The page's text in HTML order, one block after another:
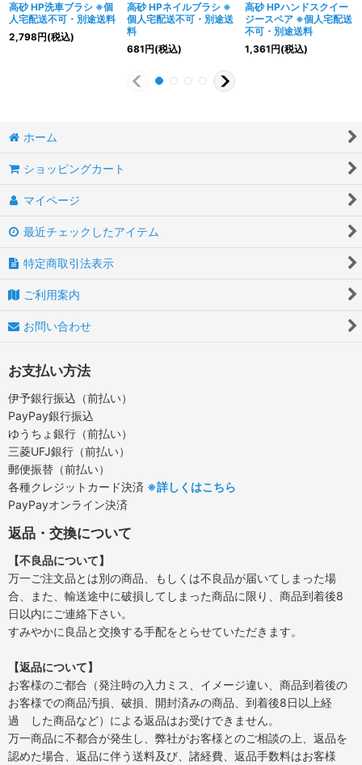
高砂 HP洗車ブラシ ※個
人宅配送不可・別途送料
2,798円(税込)
高砂 HPネイルブラシ ※
個人宅配送不可・別途送
料
681円(税込)
高砂 HPハンドスクイー
ジースペア ※個人宅配送
不可・別途送料
1,361円(税込)
ホーム
ショッピングカート
マイページ
最近チェックしたアイテム
特定商取引法表示
ご利用案内
お問い合わせ
お支払い方法
伊予銀行振込（前払い）
PayPay銀行振込
ゆうちょ銀行（前払い）
三菱UFJ銀行（前払い）
郵便振替（前払い）
各種クレジットカード決済 ※詳しくはこちら
PayPayオンライン決済
返品・交換について
【不良品について】
万一ご注文品とは別の商品、もしくは不良品が届いてしまった場
合、また、輸送途中に破損してしまった商品に限り、商品到着後8
日以内にご連絡下さい。
すみやかに良品と交換する手配をとらせていただきます。
【返品について】
お客様のご都合（発注時の入力ミス、イメージ違い、商品到着後の
お客様での商品汚損、破損、開封済みの商品、到着後8日以上経
過 した商品など）による返品はお受けできません。
万一商品に不都合が発生し、弊社がお客様とのご相談の上、返品を
認めた場合、返品に伴う送料及び、諸経費、返品手数料はお客様